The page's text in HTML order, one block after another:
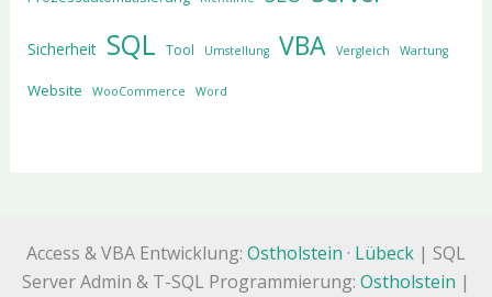
Sicherheit SQL Tool Umstellung VBA Vergleich Wartung
Website WooCommerce Word
Access & VBA Entwicklung: Ostholstein · Lübeck | SQL
Server Admin & T-SQL Programmierung: Ostholstein |